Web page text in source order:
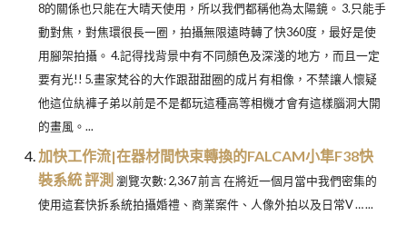
8的關係也只能在大晴天使用，所以我們都稱他為太陽鏡。 3.只能手
動對焦，對焦環很長一圈，拍攝無限遠時轉了快360度，最好是使
用腳架拍攝。 4.記得找背景中有不同顏色及深淺的地方，而且一定
要有光!! 5.畫家梵谷的大作跟甜甜圈的成片有相像，不禁讓人懷疑
他這位紈褲子弟以前是不是都玩這種高等相機才會有這樣腦洞大開
的畫風。...
加快工作流|在器材間快束轉換的FALCAM小隼F38快
裝系統 評測 瀏覽次數: 2,367 前言 在將近一個月當中我們密集的
使用這套快拆系統拍攝婚禮、商業案件、人像外拍以及日常V … ...